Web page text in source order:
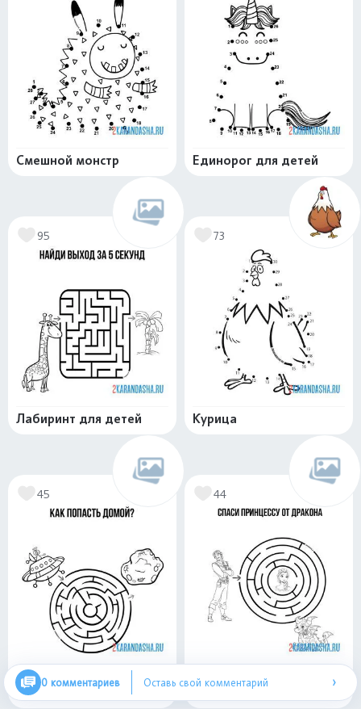
Смешной монстр Единорог для детей
95
Лабиринт для детей
73
Курица
45
Лабиринт
инопланетянин
44
Лабиринт принцесса и
0 комментариев Оставь свой комментарий ›